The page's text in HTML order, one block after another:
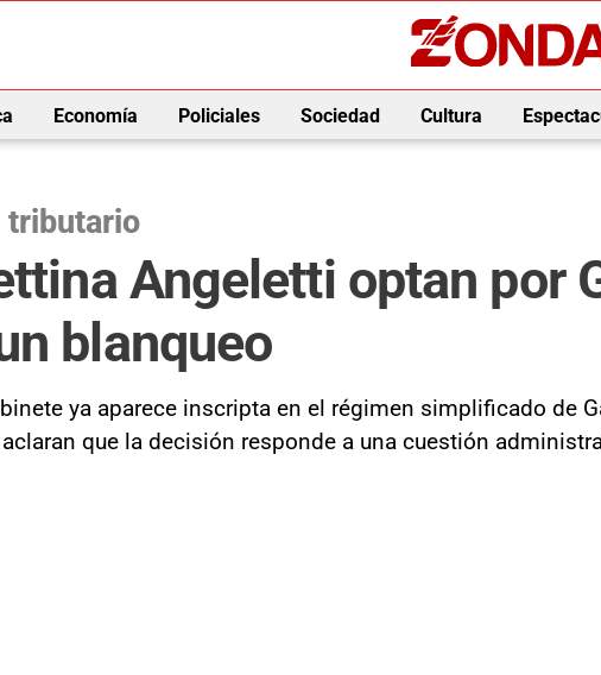
Economía Policiales Sociedad Cultura
tributario
Angeletti optan por
blanqueo
ya aparece inscripta en el régimen simplificado de
que la decisión responde a una cuestión